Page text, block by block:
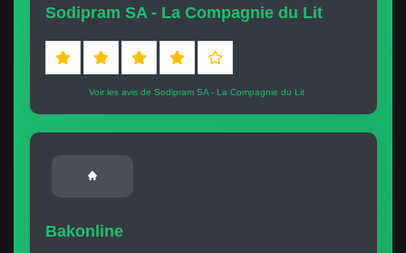
Sodipram SA - La Compagnie du Lit
Voir les avis de Sodipram SA - La Compagnie du Lit
Bakonline